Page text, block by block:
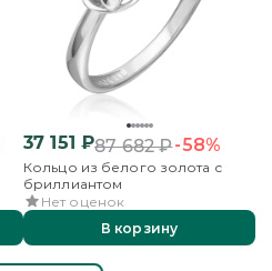
37 151 ₽87 682₽-58%
Кольцо из белого золота с
бриллиантом
Нет оценок
В корзину